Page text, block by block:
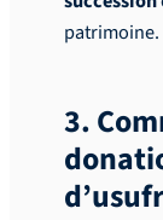
patrimoine.
3.